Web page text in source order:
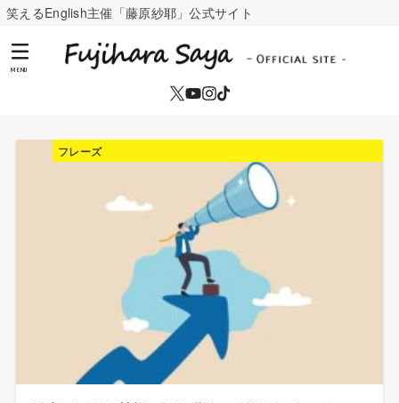
笑えるEnglish主催「藤原紗耶」公式サイト
MENU
フレーズ